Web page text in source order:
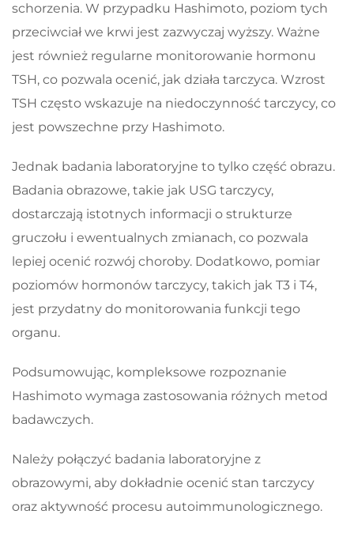
schorzenia. W przypadku Hashimoto, poziom tych
przeciwciał we krwi jest zazwyczaj wyższy. Ważne
jest również regularne monitorowanie hormonu
TSH, co pozwala ocenić, jak działa tarczyca. Wzrost
TSH często wskazuje na niedoczynność tarczycy, co
jest powszechne przy Hashimoto.
Jednak badania laboratoryjne to tylko część obrazu.
Badania obrazowe, takie jak USG tarczycy,
dostarczają istotnych informacji o strukturze
gruczołu i ewentualnych zmianach, co pozwala
lepiej ocenić rozwój choroby. Dodatkowo, pomiar
poziomów hormonów tarczycy, takich jak T3 i T4,
jest przydatny do monitorowania funkcji tego
organu.
Podsumowując, kompleksowe rozpoznanie
Hashimoto wymaga zastosowania różnych metod
badawczych.
Należy połączyć badania laboratoryjne z
obrazowymi, aby dokładnie ocenić stan tarczycy
oraz aktywność procesu autoimmunologicznego.